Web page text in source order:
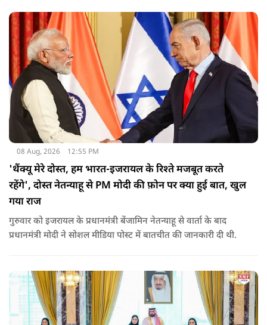
08 Aug, 2026 12:55 PM
'थैंक्यू मेरे दोस्त, हम भारत-इजरायल के रिश्ते मजबूत करते
रहेंगे', दोस्त नेतन्याहू से PM मोदी की फ़ोन पर क्या हुई बात, खुल
गया राज
गुरुवार को इजरायल के प्रधानमंत्री बेंजामिन नेतन्याहू से वार्ता के बाद
प्रधानमंत्री मोदी ने सोशल मीड‍िया पोस्‍ट में बातचीत की जानकारी दी थी.